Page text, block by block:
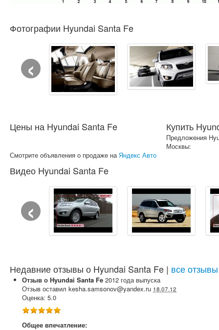
Фотографии Hyundai Santa Fe
‹
Цены на Hyundai Santa Fe
Смотрите объявления о продаже наЯндекс Авто
Купить
Предложения
Москвы:
Видео Hyundai Santa Fe
‹
Недавние отзывы о Hyundai Santa Fe | все
Отзыв о Hyundai Santa Fe 2012 года выпуска
Отзыв оставил kesha.samsonov@yandex.ru 18.07.12
Оценка: 5.0
Общее впечатление: